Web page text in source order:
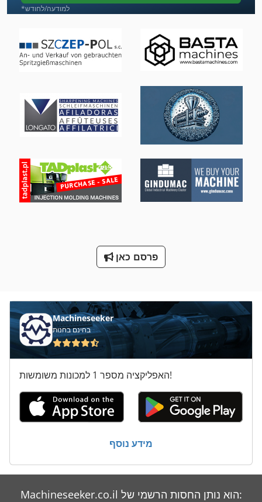
מכונת כביסה ומכונת כביסה תעשיית תוכן 30 ק ג
מכונת סגן 200 מ מ
מכונת תפירה מחט 2
מקדד של המכונות
ניקוב חורים יד
על מיני ואנים
שעועית עם פרוסות המכונה
*למודעה/לחודש
פרסם כאן
Machineseeker
בחינם בחנות
האפליקציה מספר 1 למכונות משומשות!
מידע נוסף
Machineseeker.co.il הוא נותן החסות הרשמי של: